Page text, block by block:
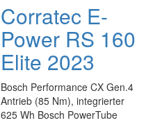
Corratec E-
Power RS 160
Elite 2023
Bosch Performance CX Gen.4
Antrieb (85 Nm), integrierter
625 Wh Bosch PowerTube